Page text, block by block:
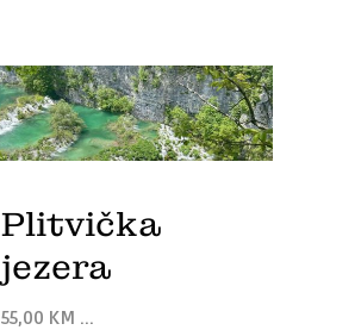
Plitvička
jezera
55,00 KM